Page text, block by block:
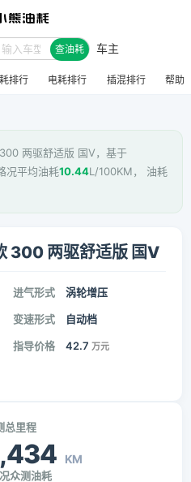
查油耗 车主
排行 电耗排行 插混排行 帮助
两驱舒适版 国V，基于
况平均油耗10.44L/100KM， 油耗
300 两驱舒适版 国V
进气形式 涡轮增压
变速形式 自动档
指导价格 42.7 万元
总里程
KM
众测油耗